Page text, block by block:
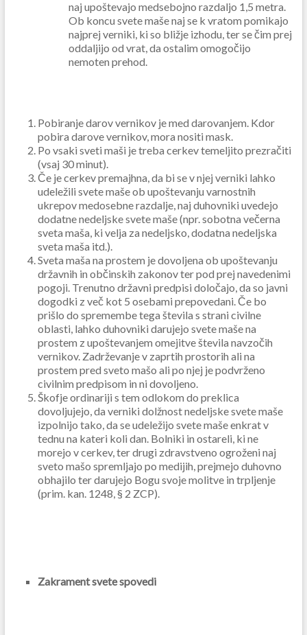
naj upoštevajo medsebojno razdaljo 1,5 metra.
Ob koncu svete maše naj se k vratom pomikajo
najprej verniki, ki so bližje izhodu, ter se čim prej
oddaljijo od vrat, da ostalim omogočijo
nemoten prehod.
Pobiranje darov vernikov je med darovanjem. Kdor
pobira darove vernikov, mora nositi mask.
Po vsaki sveti maši je treba cerkev temeljito prezračiti
(vsaj 30 minut).
Če je cerkev premajhna, da bi se v njej verniki lahko
udeležili svete maše ob upoštevanju varnostnih
ukrepov medosebne razdalje, naj duhovniki uvedejo
dodatne nedeljske svete maše (npr. sobotna večerna
sveta maša, ki velja za nedeljsko, dodatna nedeljska
sveta maša itd.).
Sveta maša na prostem je dovoljena ob upoštevanju
državnih in občinskih zakonov ter pod prej navedenimi
pogoji. Trenutno državni predpisi določajo, da so javni
dogodki z več kot 5 osebami prepovedani. Če bo
prišlo do spremembe tega števila s strani civilne
oblasti, lahko duhovniki darujejo svete maše na
prostem z upoštevanjem omejitve števila navzočih
vernikov. Zadrževanje v zaprtih prostorih ali na
prostem pred sveto mašo ali po njej je podvrženo
civilnim predpisom in ni dovoljeno.
Škofje ordinariji s tem odlokom do preklica
dovoljujejo, da verniki dolžnost nedeljske svete maše
izpolnijo tako, da se udeležijo svete maše enkrat v
tednu na kateri koli dan. Bolniki in ostareli, ki ne
morejo v cerkev,ter drugi zdravstveno ogroženi naj
sveto mašo spremljajo po medijih, prejmejo duhovno
obhajilo ter darujejo Bogu svoje molitve in trpljenje
(prim. kan. 1248, § 2 ZCP).
Zakrament svete spovedi